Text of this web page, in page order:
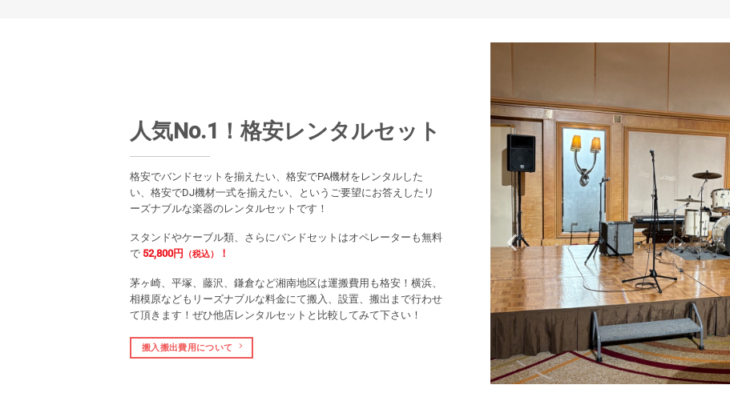
人気No.1！格安レンタルセット
格安でバンドセットを揃えたい、格安でPA機材をレンタルした
い、格安でDJ機材一式を揃えたい、というご要望にお答えしたリ
ーズナブルな楽器のレンタルセットです！
スタンドやケーブル類、さらにバンドセットはオペレーターも無料
で 52,800円 （税込） ！
茅ヶ崎、平塚、藤沢、鎌倉など湘南地区は運搬費用も格安！横浜、
相模原などもリーズナブルな料金にて搬入、設置、搬出まで行わせ
て頂きます！ぜひ他店レンタルセットと比較してみて下さい！
搬入搬出費用について